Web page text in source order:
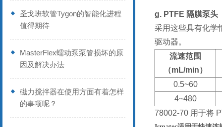
圣戈班软管Tygon的智能化进程
值得期待
MasterFlex蠕动泵泵管损坏的原
因及解决办法
磁力搅拌器在使用方面有着怎样
的事项呢？
g. PTFE 隔膜泵头
采用这些具有化学
驱动器。
流速范围
（mL/min）
0.5~60
4~480
78002-70 用于将